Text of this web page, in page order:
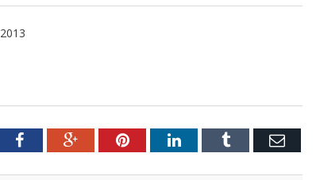
FacebookGoogle+PinterestLinkedInTumblr Email